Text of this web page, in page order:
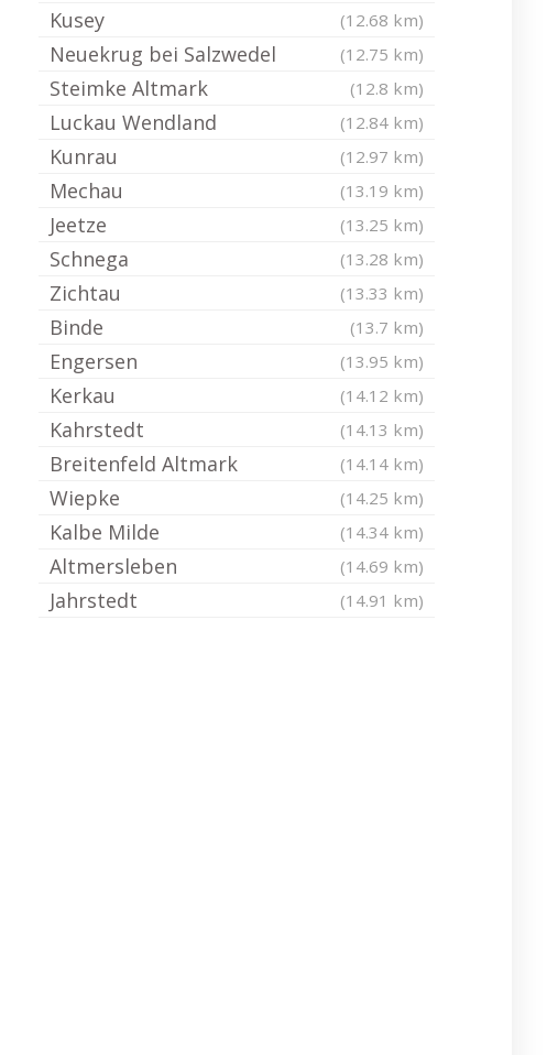
Kusey (12.68 km)
Neuekrug bei Salzwedel (12.75 km)
Steimke Altmark (12.8 km)
Luckau Wendland (12.84 km)
Kunrau (12.97 km)
Mechau (13.19 km)
Jeetze (13.25 km)
Schnega (13.28 km)
Zichtau (13.33 km)
Binde (13.7 km)
Engersen (13.95 km)
Kerkau (14.12 km)
Kahrstedt (14.13 km)
Breitenfeld Altmark (14.14 km)
Wiepke (14.25 km)
Kalbe Milde (14.34 km)
Altmersleben (14.69 km)
Jahrstedt (14.91 km)